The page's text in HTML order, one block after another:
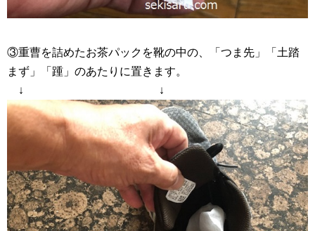
③重曹を詰めたお茶パックを靴の中の、「つま先」「土踏
まず」「踵」のあたりに置きます。
↓ ↓